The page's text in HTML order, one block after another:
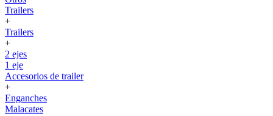
Trailers
+
Trailers
+
2 ejes
1 eje
Accesorios de trailer
+
Enganches
Malacates